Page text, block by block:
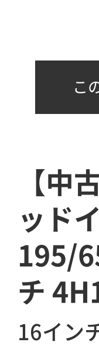
こ
【中
ッド
195/
チ
16イン